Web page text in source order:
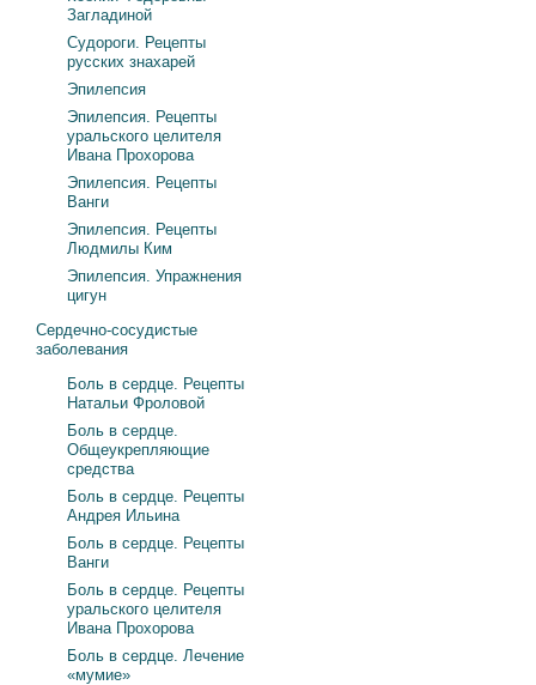
Загладиной
Судороги. Рецепты
русских знахарей
Эпилепсия
Эпилепсия. Рецепты
уральского целителя
Ивана Прохорова
Эпилепсия. Рецепты
Ванги
Эпилепсия. Рецепты
Людмилы Ким
Эпилепсия. Упражнения
цигун
Сердечно-сосудистые
заболевания
Боль в сердце. Рецепты
Натальи Фроловой
Боль в сердце.
Общеукрепляющие
средства
Боль в сердце. Рецепты
Андрея Ильина
Боль в сердце. Рецепты
Ванги
Боль в сердце. Рецепты
уральского целителя
Ивана Прохорова
Боль в сердце. Лечение
«мумие»